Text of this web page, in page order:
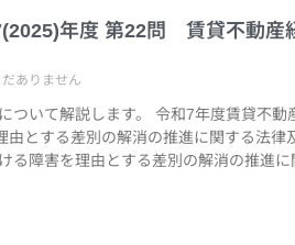
年度 第22問 賃貸不動産
ありません
ついて解説します。 令和7年度賃貸不動
由とする差別の解消の推進に関する法律
る障害を理由とする差別の解消の推進に